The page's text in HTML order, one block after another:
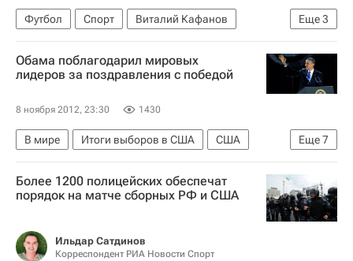
Еще3
Футбол Спорт
Виталий Кафанов
Лига Европы УЕФА 2026-2027
Рубин
Нефтчи (Баку)
Обама поблагодарил мировых
лидеров за поздравления с победой
8 ноября 2012, 23:30 1430
Еще7
В мире Итоги выборов в США
США
Америка
Весь мир
Северная Америка
Барак Обама
Республиканская партия США
Президентские выборы в США (2012)
Более 1200 полицейских обеспечат
порядок на матче сборных РФ и США
Ильдар Сатдинов
Корреспондент РИА Новости Спорт